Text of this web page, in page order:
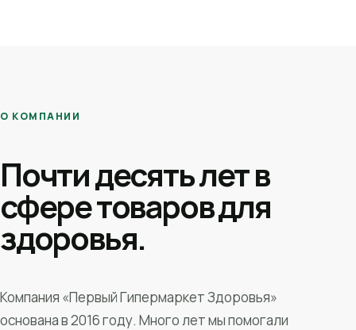
О КОМПАНИИ
Почти десять лет в
сфере товаров для
здоровья.
Компания «Первый Гипермаркет Здоровья»
основана в 2016 году. Много лет мы помогали